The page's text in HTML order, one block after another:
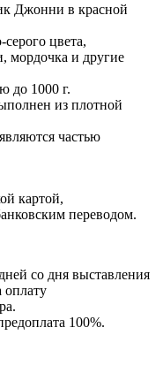
Джонни в красной
цвета,
мордочка и другие
до 1000 г.
из плотной
частью
картой,
переводом.
со дня выставления
оплату
100%.